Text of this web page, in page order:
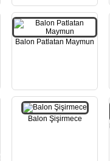
Balon Patlatan Maymun
Balon Şişirmece